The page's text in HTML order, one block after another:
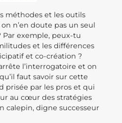
méthodes et les outils
n’en doute pas un seul
Par exemple, peux-tu
et les différences
et co-création ?
l’interrogatoire et on
faut savoir sur cette
prisée par les pros et qui
au cœur des stratégies
calepin, digne successeur